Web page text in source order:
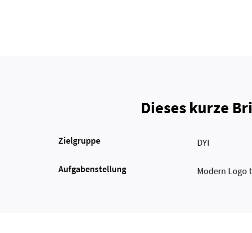
Dieses kurze
Zielgruppe DYI
Aufgabenstellung Modern Logo